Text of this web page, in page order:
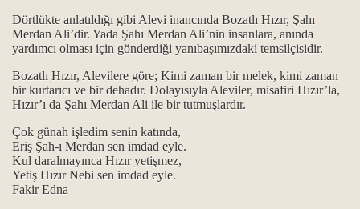
Dörtlükte anlatıldığı gibi Alevi inancında Bozatlı Hızır, Şahı
Merdan Ali’dir. Yada Şahı Merdan Ali’nin insanlara, anında
yardımcı olması için gönderdiği yanıbaşımızdaki temsilçisidir.
Bozatlı Hızır, Alevilere göre; Kimi zaman bir melek, kimi zaman
bir kurtarıcı ve bir dehadır. Dolayısıyla Aleviler, misafiri Hızır’la,
Hızır’ı da Şahı Merdan Ali ile bir tutmuşlardır.
Çok günah işledim senin katında,
Eriş Şah-ı Merdan sen imdad eyle.
Kul daralmayınca Hızır yetişmez,
Yetiş Hızır Nebi sen imdad eyle.
Fakir Edna
en güzel ibadet